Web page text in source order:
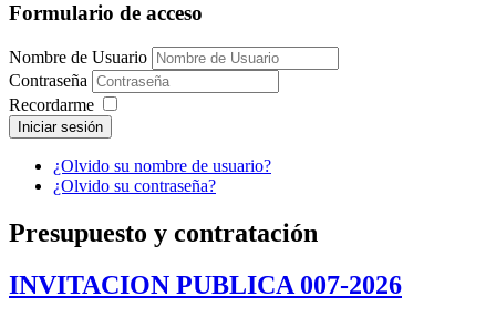
Formulario de acceso
Nombre de Usuario
Contraseña
Recordarme
Iniciar sesión
¿Olvido su nombre de usuario?
¿Olvido su contraseña?
Presupuesto y contratación
INVITACION PUBLICA 007-2026